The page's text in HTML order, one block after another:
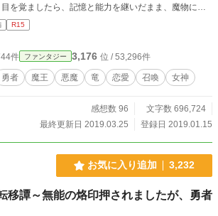
を覚ましたら、記憶と能力を継いだまま、魔物に転
になって世界を統治して、なんやかんやしていたら、
死んだ。 で、目を覚ましたら……と
「もういい！ 異世界転生、もう
、死んでも死んでも転生し続ける、精神的にも肉体
えっぐい地獄なんですけど！」 これは、な
値）が十兆を超えて、神よりも遥かに強くなった摩訶
ストしてんだよ！ 俺、本気出したら、最強神より強
る事ねぇんだよ！ もう、マジで、飽きてんの！ だ
えて』みたり、 『さらに輪をかけて強くなって』し
しそうな事をはじめる物語です。 『世界が進
ら話が違うんですけど」 ――みたいな事もあるお
R15
件 ファンタジー 3,176 位 / 53,296件
勇者 魔王 悪魔 竜 恋愛 召喚 女神
感想数 96
文字数 696,724
最終更新日 2019.03.25
登録日 2019.01.15
お気に入り追加 3,232
移譚～無能の烙印押されましたが、勇者